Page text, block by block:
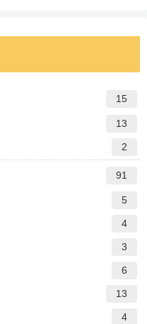
15
13
2
91
5
4
3
6
13
4